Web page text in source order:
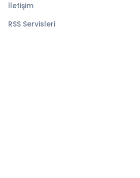
İletişim
RSS Servisleri